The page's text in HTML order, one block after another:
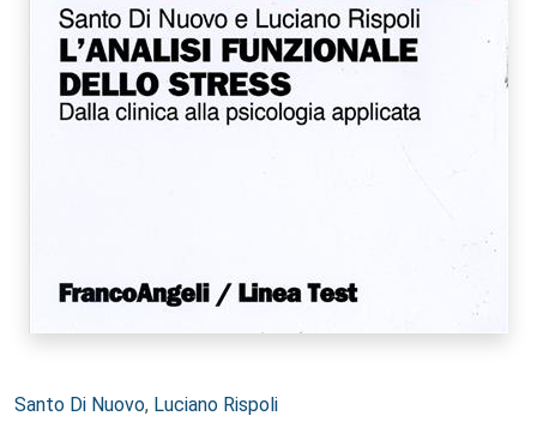
Autori:
Santo Di Nuovo, Luciano Rispoli